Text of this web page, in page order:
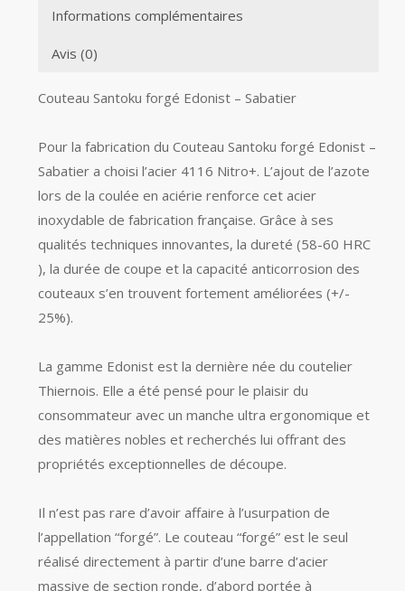
Informations complémentaires
Avis (0)
Couteau Santoku forgé Edonist – Sabatier
Pour la fabrication du Couteau Santoku forgé Edonist –
Sabatier a choisi l’acier 4116 Nitro+. L’ajout de l’azote
lors de la coulée en aciérie renforce cet acier
inoxydable de fabrication française. Grâce à ses
qualités techniques innovantes, la dureté (58-60 HRC
), la durée de coupe et la capacité anticorrosion des
couteaux s’en trouvent fortement améliorées (+/-
25%).
La gamme Edonist est la dernière née du coutelier
Thiernois. Elle a été pensé pour le plaisir du
consommateur avec un manche ultra ergonomique et
des matières nobles et recherchés lui offrant des
propriétés exceptionnelles de découpe.
Il n’est pas rare d’avoir affaire à l’usurpation de
l’appellation “forgé”. Le couteau “forgé” est le seul
réalisé directement à partir d’une barre d’acier
massive de section ronde, d’abord portée à